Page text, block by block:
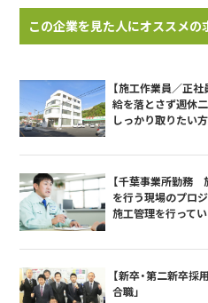
この企業を見た人にオススメの
【施工作業員／正社
給を落とさず週休
しっかり取りたい方
【千葉事業所勤務
を行う現場のプロ
施工管理を行ってい
【新卒・第二新卒
合職」